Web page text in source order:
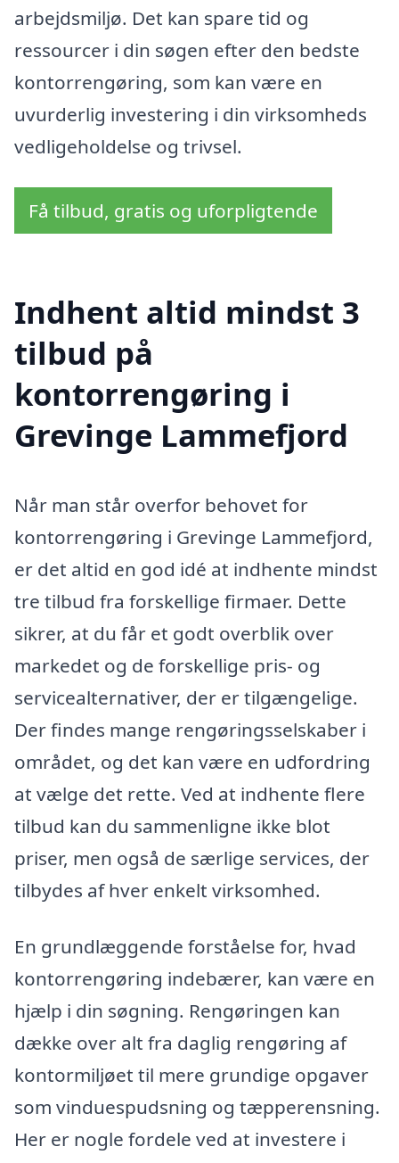
arbejdsmiljø. Det kan spare tid og
ressourcer i din søgen efter den bedste
kontorrengøring, som kan være en
uvurderlig investering i din virksomheds
vedligeholdelse og trivsel.
Få tilbud, gratis og uforpligtende
Indhent altid mindst 3
tilbud på
kontorrengøring i
Grevinge Lammefjord
Når man står overfor behovet for
kontorrengøring i Grevinge Lammefjord,
er det altid en god idé at indhente mindst
tre tilbud fra forskellige firmaer. Dette
sikrer, at du får et godt overblik over
markedet og de forskellige pris- og
servicealternativer, der er tilgængelige.
Der findes mange rengøringsselskaber i
området, og det kan være en udfordring
at vælge det rette. Ved at indhente flere
tilbud kan du sammenligne ikke blot
priser, men også de særlige services, der
tilbydes af hver enkelt virksomhed.
En grundlæggende forståelse for, hvad
kontorrengøring indebærer, kan være en
hjælp i din søgning. Rengøringen kan
dække over alt fra daglig rengøring af
kontormiljøet til mere grundige opgaver
som vinduespudsning og tæpperensning.
Her er nogle fordele ved at investere i